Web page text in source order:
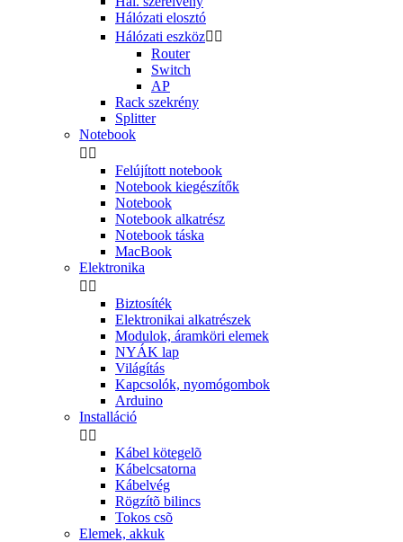
Hálózati elosztó
Hálózati eszköz 
Router
Switch
AP
Rack szekrény
Splitter
Notebook
 
Felújított notebook
Notebook kiegészítők
Notebook
Notebook alkatrész
Notebook táska
MacBook
Elektronika
 
Biztosíték
Elektronikai alkatrészek
Modulok, áramköri elemek
NYÁK lap
Világítás
Kapcsolók, nyomógombok
Arduino
Installáció
 
Kábel kötegelõ
Kábelcsatorna
Kábelvég
Rögzítõ bilincs
Tokos csõ
Elemek, akkuk